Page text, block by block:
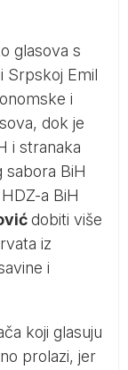
glasova s
Srpskoj Emil
i
dok je
i stranaka
BiH
a BiH
dobiti više
iz
i
koji glasuju
prolazi, jer